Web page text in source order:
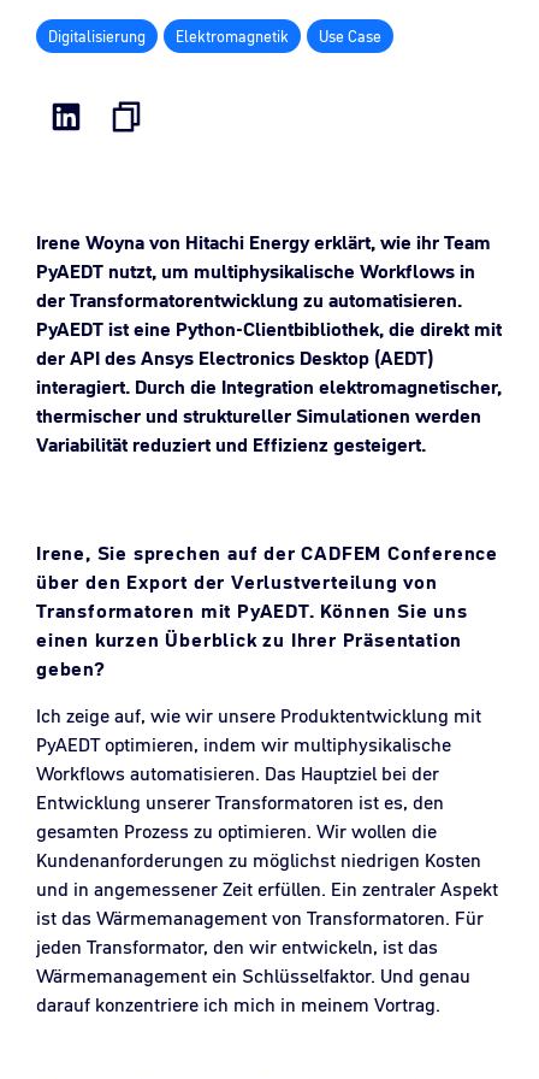
Digitalisierung Elektromagnetik Use Case
Irene Woyna von Hitachi Energy erklärt, wie ihr Team
PyAEDT nutzt, um multiphysikalische Workflows in
der Transformatorentwicklung zu automatisieren.
PyAEDT ist eine Python-Clientbibliothek, die direkt mit
der API des Ansys Electronics Desktop (AEDT)
interagiert. Durch die Integration elektromagnetischer,
thermischer und struktureller Simulationen werden
Variabilität reduziert und Effizienz gesteigert.
Irene, Sie sprechen auf der CADFEM Conference
über den Export der Verlustverteilung von
Transformatoren mit PyAEDT. Können Sie uns
einen kurzen Überblick zu Ihrer Präsentation
geben?
Ich zeige auf, wie wir unsere Produktentwicklung mit
PyAEDT optimieren, indem wir multiphysikalische
Workflows automatisieren. Das Hauptziel bei der
Entwicklung unserer Transformatoren ist es, den
gesamten Prozess zu optimieren. Wir wollen die
Kundenanforderungen zu möglichst niedrigen Kosten
und in angemessener Zeit erfüllen. Ein zentraler Aspekt
ist das Wärmemanagement von Transformatoren. Für
jeden Transformator, den wir entwickeln, ist das
Wärmemanagement ein Schlüsselfaktor. Und genau
darauf konzentriere ich mich in meinem Vortrag.